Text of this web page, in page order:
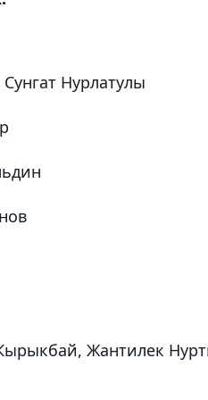
Нурлатулы
Жантилек